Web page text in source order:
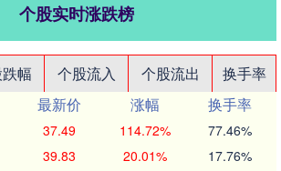
个股实时涨跌榜
幅 个股流入 个股流出
换手率
最新价 涨幅
换手率
37.49 114.72% 77.46%
39.83 20.01% 17.76%